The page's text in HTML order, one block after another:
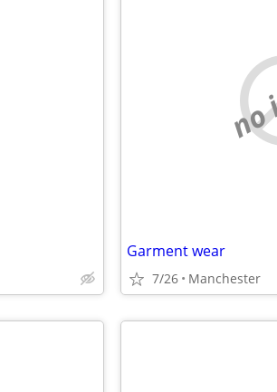
Garment wear
7/26 Manchester